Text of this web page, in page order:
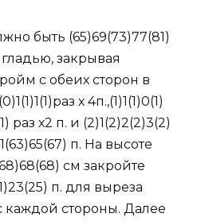
быть (65)69(73)77(81)
закрывая
с обеих сторон в
х 4п.,(1)1(1)0(1)
раз х2 п. и (2)1(2)2(2)3(2)
п. На высоте
см закройте
п. для выреза
каждой стороны. Далее